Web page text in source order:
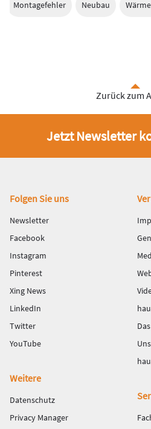
Montagefehler Neubau
Zurück zum
Jetzt Newsletter
Fußbereich
Folgen Sie uns
Newsletter
Facebook
Instagram
Pinterest
Xing News
LinkedIn
Twitter
YouTube
Weitere
Datenschutz
Privacy Manager